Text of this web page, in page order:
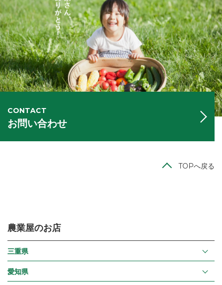
CONTACT
お問い合わせ
TOPへ戻る
農業屋のお店
三重県
愛知県